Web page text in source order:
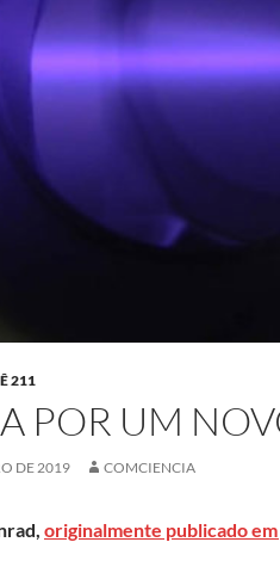
211
POR UM
DE 2019 COMCIENCIA
originalmente publicado